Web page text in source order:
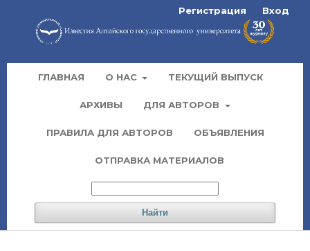
ГЛАВНАЯ О НАС ТЕКУЩИЙ ВЫПУСК
АРХИВЫ ДЛЯ АВТОРОВ
ПРАВИЛА ДЛЯ АВТОРОВ ОБЪЯВЛЕНИЯ
ОТПРАВКА МАТЕРИАЛОВ
Найти
Регистрация Вход